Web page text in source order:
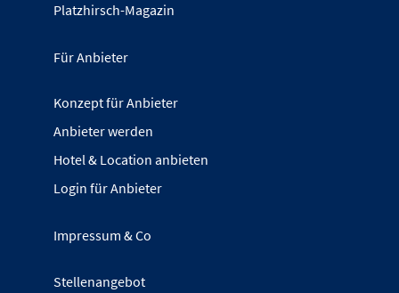
Platzhirsch-Magazin
Für Anbieter
Konzept für Anbieter
Anbieter werden
Hotel & Location anbieten
Login für Anbieter
Impressum & Co
Stellenangebot